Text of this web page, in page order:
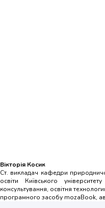
Вікторія Косик
Ст. викладач кафедри
освіти Київського
консультування, освітня
програмного засобу mozaBook,